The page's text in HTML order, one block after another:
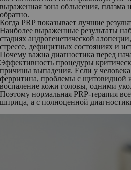
выраженная зона облысения, плазма
обратно.
Когда PRP показывает лучшие
Наиболее выраженные результаты
стадиях андрогенетической
стрессе, дефицитных состояниях и
Почему важна диагностика перед
Эффективность процедуры
причины выпадения. Если у
ферритина, проблемы с щитовидной
воспаление кожи головы, одними
Поэтому нормальная PRP-терапия
шприца, а с полноценной